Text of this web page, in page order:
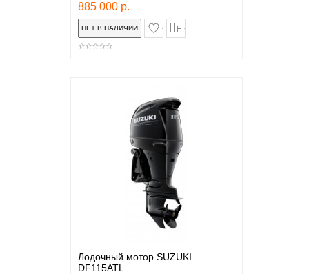
885 000 р.
в закладки
Лодочный мотор SUZUKI
DF115ATL